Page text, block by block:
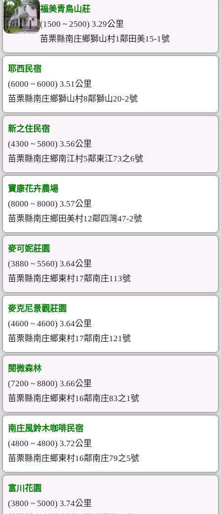
福美青鳥山莊
(1500 ~ 2500) 3.29公里
苗栗縣南庄鄉獅山村1鄰田美15-1號
耶西民宿
(6000 ~ 6000) 3.51公里
苗栗縣南庄鄉獅山村8鄰獅山20-2號
新之住民宿
(4300 ~ 5800) 3.56公里
苗栗縣南庄鄉南江村5鄰東江73之6號
寶康花卉農場
(8000 ~ 8000) 3.57公里
苗栗縣南庄鄉田美村12鄰四灣47-2號
麥可妮莊園
(3880 ~ 5560) 3.64公里
苗栗縣南庄鄉東村17鄰南庄113號
麥克尼景觀莊園
(4600 ~ 4600) 3.64公里
苗栗縣南庄鄉東村17鄰南庄121號
閱微森林
(7200 ~ 8800) 3.66公里
苗栗縣南庄鄉東村16鄰南庄83之1號
南庄風鈴木咖啡民宿
(4800 ~ 4800) 3.72公里
苗栗縣南庄鄉東村16鄰南庄79之5號
富川花園
(3800 ~ 5000) 3.74公里